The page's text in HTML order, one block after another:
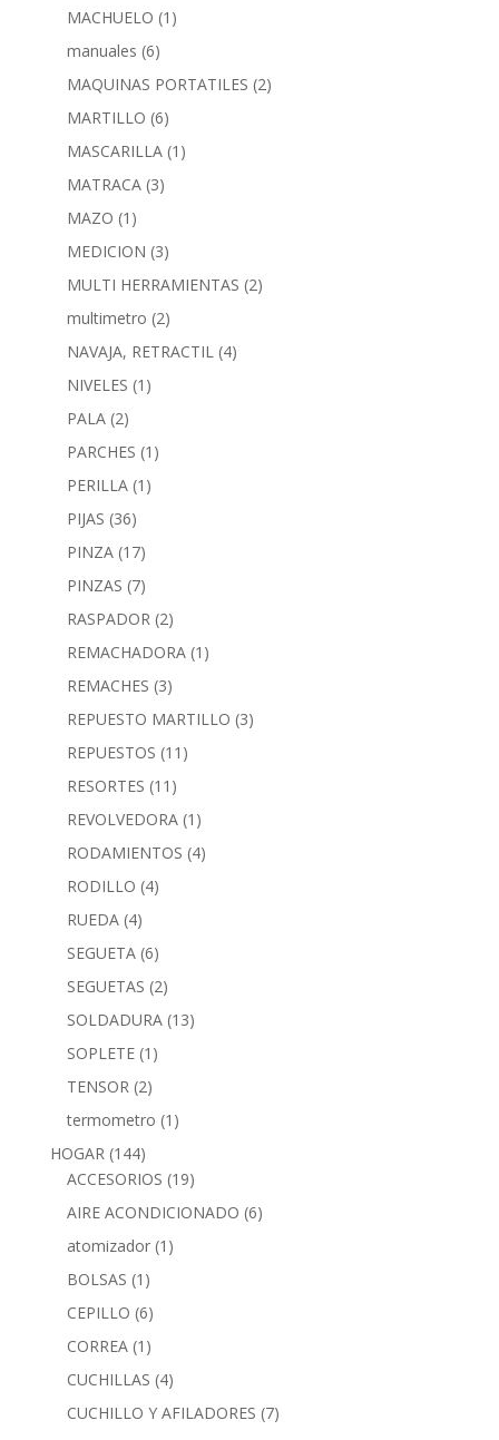
MACHUELO (1)
manuales (6)
MAQUINAS PORTATILES (2)
MARTILLO (6)
MASCARILLA (1)
MATRACA (3)
MAZO (1)
MEDICION (3)
MULTI HERRAMIENTAS (2)
multimetro (2)
NAVAJA, RETRACTIL (4)
NIVELES (1)
PALA (2)
PARCHES (1)
PERILLA (1)
PIJAS (36)
PINZA (17)
PINZAS (7)
RASPADOR (2)
REMACHADORA (1)
REMACHES (3)
REPUESTO MARTILLO (3)
REPUESTOS (11)
RESORTES (11)
REVOLVEDORA (1)
RODAMIENTOS (4)
RODILLO (4)
RUEDA (4)
SEGUETA (6)
SEGUETAS (2)
SOLDADURA (13)
SOPLETE (1)
TENSOR (2)
termometro (1)
HOGAR (144)
ACCESORIOS (19)
AIRE ACONDICIONADO (6)
atomizador (1)
BOLSAS (1)
CEPILLO (6)
CORREA (1)
CUCHILLAS (4)
CUCHILLO Y AFILADORES (7)